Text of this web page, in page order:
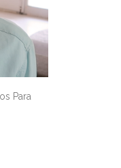
Para